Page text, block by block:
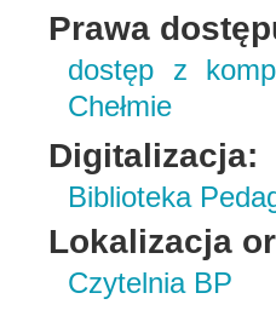
Prawa
dostęp z
Chełmie
Digitalizacja:
Biblioteka
Lokalizacja
Czytelnia BP